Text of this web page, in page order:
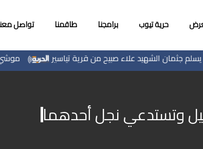
حرية تيوب برامجنا طاقمنا تواصل
موشي جثمان الشهيد علاء صبيح من قرية تياسير
وتستدعي نجل أحدهما